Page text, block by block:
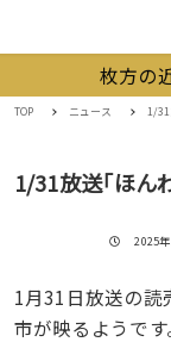
枚方の
TOP ニュース 1/
1/31放送｢ほん
投稿日
2025
1月31日放送の読
市が映るようです